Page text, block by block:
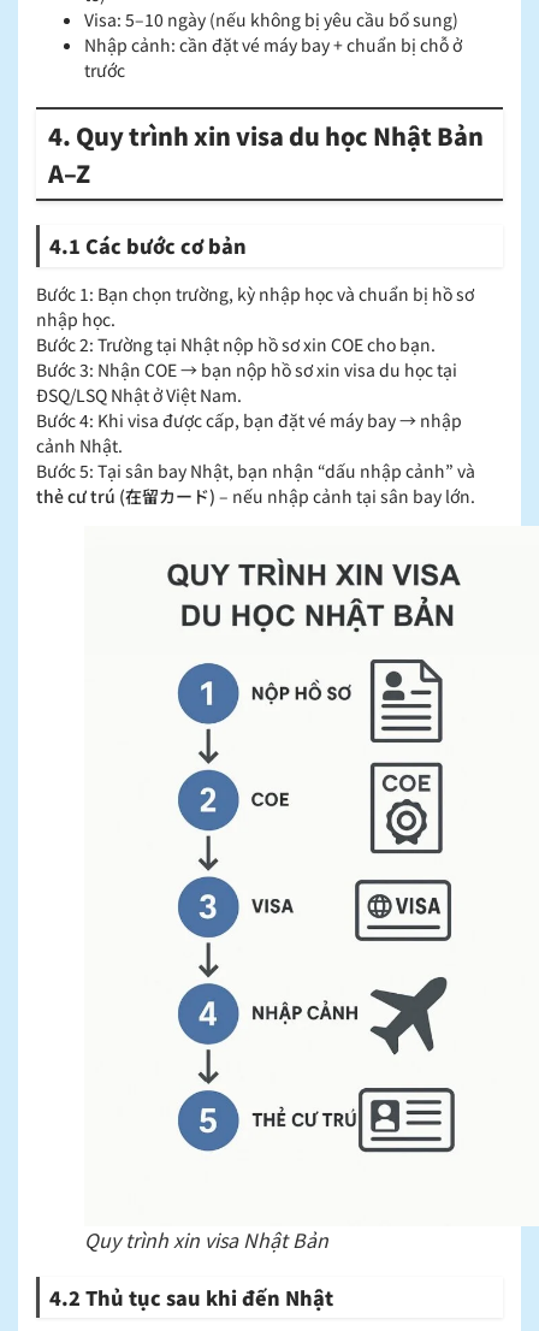
Visa: 5–10 ngày (nếu không bị yêu cầu bổ sung)
Nhập cảnh: cần đặt vé máy bay + chuẩn bị chỗ ở
trước
4. Quy trình xin visa du học Nhật Bản
A–Z
4.1 Các bước cơ bản
Bước 1: Bạn chọn trường, kỳ nhập học và chuẩn bị hồ sơ
nhập học.
Bước 2: Trường tại Nhật nộp hồ sơ xin COE cho bạn.
Bước 3: Nhận COE → bạn nộp hồ sơ xin visa du học tại
ĐSQ/LSQ Nhật ở Việt Nam.
Bước 4: Khi visa được cấp, bạn đặt vé máy bay → nhập
cảnh Nhật.
Bước 5: Tại sân bay Nhật, bạn nhận “dấu nhập cảnh” và
thẻ cư trú (在留カード) – nếu nhập cảnh tại sân bay lớn.
Quy trình xin visa Nhật Bản
4.2 Thủ tục sau khi đến Nhật